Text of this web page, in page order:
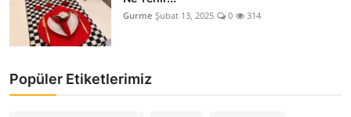
Gurme Şubat 13, 2025 0 314
Popüler Etiketlerimiz